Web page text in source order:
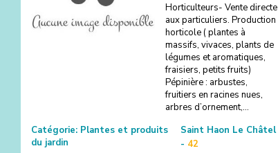
Horticulteurs- Vente directe
aux particuliers. Production
horticole ( plantes à
massifs, vivaces, plants de
légumes et aromatiques,
fraisiers, petits fruits)
Pépinière : arbustes,
fruitiers en racines nues,
arbres d’ornement,…
Catégorie: Plantes et produits
du jardin
Saint Haon Le Châtel
- 42